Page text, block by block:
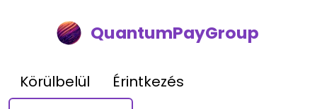
QuantumPayGroup
Körülbelül
Érintkezés